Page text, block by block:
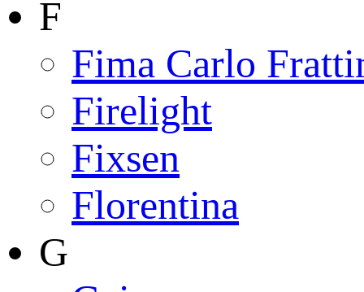
F
Fima Carlo
Firelight
Fixsen
Florentina
G